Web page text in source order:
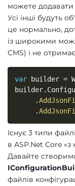
можете
Усі інші будуть
це нормально,
із широкими
CMS) і не
var builder =
builder.
.
.
Існує 3 типи
в ASP.Net Core «з
Давайте
файлів